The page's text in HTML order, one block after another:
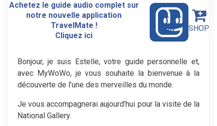
Achetez le guide audio complet sur
notre nouvelle application
TravelMate !
Cliquez ici
SHOP
Bonjour, je suis Estelle, votre guide personnelle et,
avec MyWoWo, je vous souhaite la bienvenue à la
découverte de l’une des merveilles du monde.
Je vous accompagnerai aujourd’hui pour la visite de la
National Gallery.